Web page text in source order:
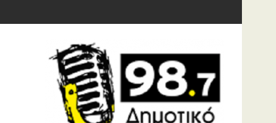
του ΔΣΕ